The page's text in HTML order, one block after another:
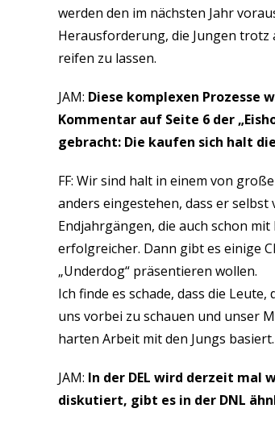
werden den im nächsten Jahr
Herausforderung, die Jungen trotz
reifen zu lassen.
JAM: Diese komplexen Prozesse
Kommentar auf Seite 6 der
gebracht: Die kaufen sich halt
FF: Wir sind halt in einem von
anders eingestehen, dass er selbst
Endjahrgängen, die auch schon
erfolgreicher. Dann gibt es einige
„Underdog“ präsentieren wollen.
Ich finde es schade, dass die
uns vorbei zu schauen und unser
harten Arbeit mit den Jungs basiert.
JAM: In der DEL wird derzeit mal
diskutiert, gibt es in der DNL